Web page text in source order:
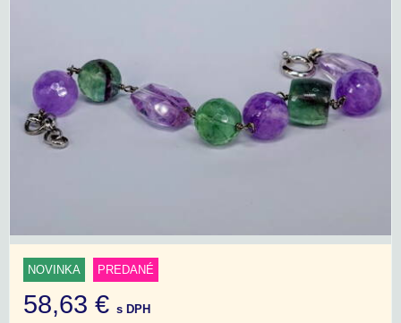
NOVINKA PREDANÉ
58,63 € s DPH